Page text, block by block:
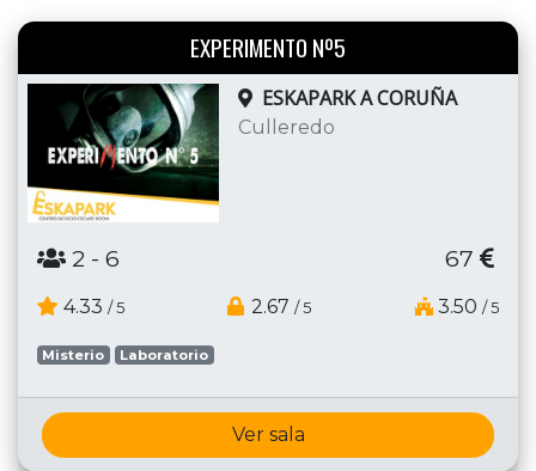
EXPERIMENTO Nº5
ESKAPARK A CORUÑA
Culleredo
2 - 6 67
4.33 / 5 2.67 / 5 3.50 / 5
Misterio Laboratorio
Ver sala